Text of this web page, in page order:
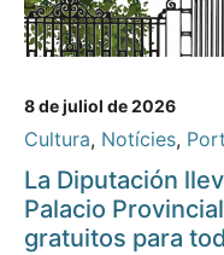
8 de juliol de 2026
Cultura, Notícies,
La Diputación
Palacio
gratuitos para